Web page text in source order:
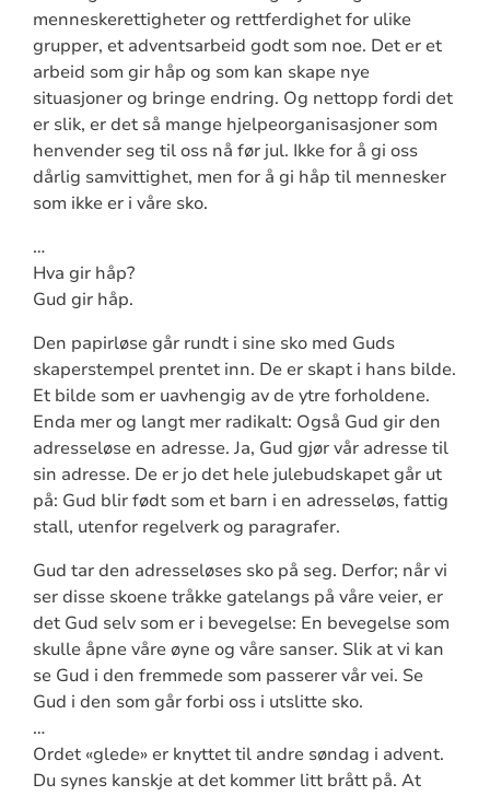
menneskerettigheter og rettferdighet for ulike
grupper, et adventsarbeid godt som noe. Det er et
arbeid som gir håp og som kan skape nye
situasjoner og bringe endring. Og nettopp fordi det
er slik, er det så mange hjelpeorganisasjoner som
henvender seg til oss nå før jul. Ikke for å gi oss
dårlig samvittighet, men for å gi håp til mennesker
som ikke er i våre sko.
…
Hva gir håp?
Gud gir håp.
Den papirløse går rundt i sine sko med Guds
skaperstempel prentet inn. De er skapt i hans bilde.
Et bilde som er uavhengig av de ytre forholdene.
Enda mer og langt mer radikalt: Også Gud gir den
adresseløse en adresse. Ja, Gud gjør vår adresse til
sin adresse. De er jo det hele julebudskapet går ut
på: Gud blir født som et barn i en adresseløs, fattig
stall, utenfor regelverk og paragrafer.
Gud tar den adresseløses sko på seg. Derfor; når vi
ser disse skoene tråkke gatelangs på våre veier, er
det Gud selv som er i bevegelse: En bevegelse som
skulle åpne våre øyne og våre sanser. Slik at vi kan
se Gud i den fremmede som passerer vår vei. Se
Gud i den som går forbi oss i utslitte sko.
…
Ordet «glede» er knyttet til andre søndag i advent.
Du synes kanskje at det kommer litt brått på. At